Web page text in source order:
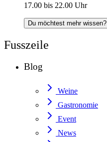
17.00 bis 22.00 Uhr
Du möchtest mehr wissen?
Fusszeile
Blog
Weine
Gastronomie
Event
News